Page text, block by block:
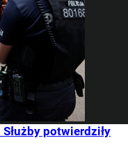
potwierdziły